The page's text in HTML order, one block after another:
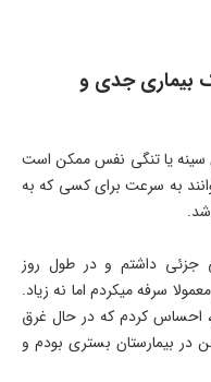
بیماری جدی و
یا تنگی نفس ممکن است
به سرعت برای کسی که به
جزئی داشتم و در طول روز
سرفه میکردم اما نه زیاد.
احساس کردم که در حال غرق
آن شب به مدت 1 هفته من در بیمارستان بستری بودم و